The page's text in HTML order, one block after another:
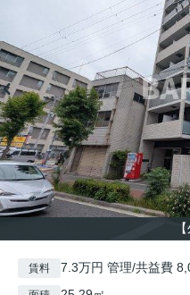
賃料 7.3万円 管理/共益費